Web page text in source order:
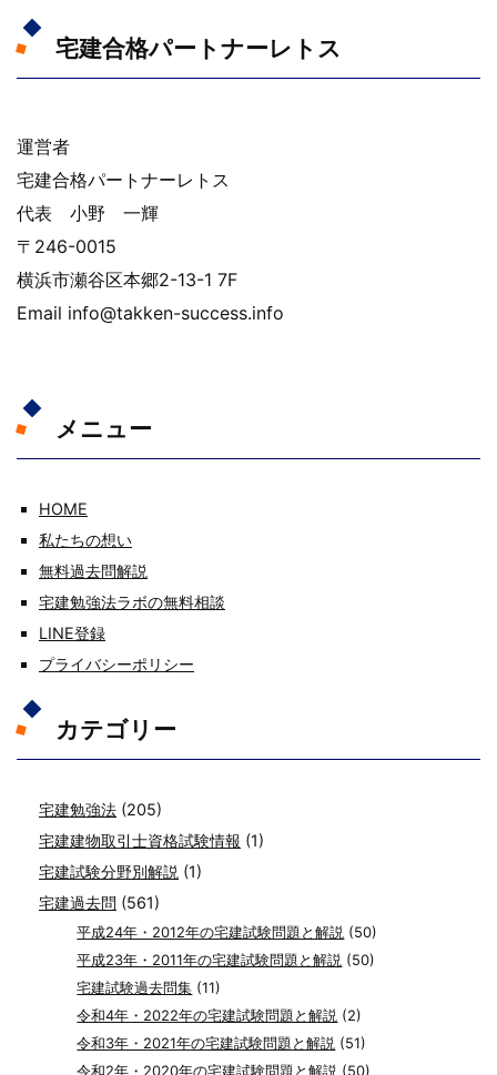
宅建合格パートナーレトス
運営者
宅建合格パートナーレトス
代表 小野 一輝
〒246-0015
横浜市瀬谷区本郷2-13-1 7F
Email info@takken-success.info
メニュー
HOME
私たちの想い
無料過去問解説
宅建勉強法ラボの無料相談
LINE登録
プライバシーポリシー
カテゴリー
宅建勉強法 (205)
宅建建物取引士資格試験情報 (1)
宅建試験分野別解説 (1)
宅建過去問 (561)
平成24年・2012年の宅建試験問題と解説 (50)
平成23年・2011年の宅建試験問題と解説 (50)
宅建試験過去問集 (11)
令和4年・2022年の宅建試験問題と解説 (2)
令和3年・2021年の宅建試験問題と解説 (51)
令和2年・2020年の宅建試験問題と解説 (50)